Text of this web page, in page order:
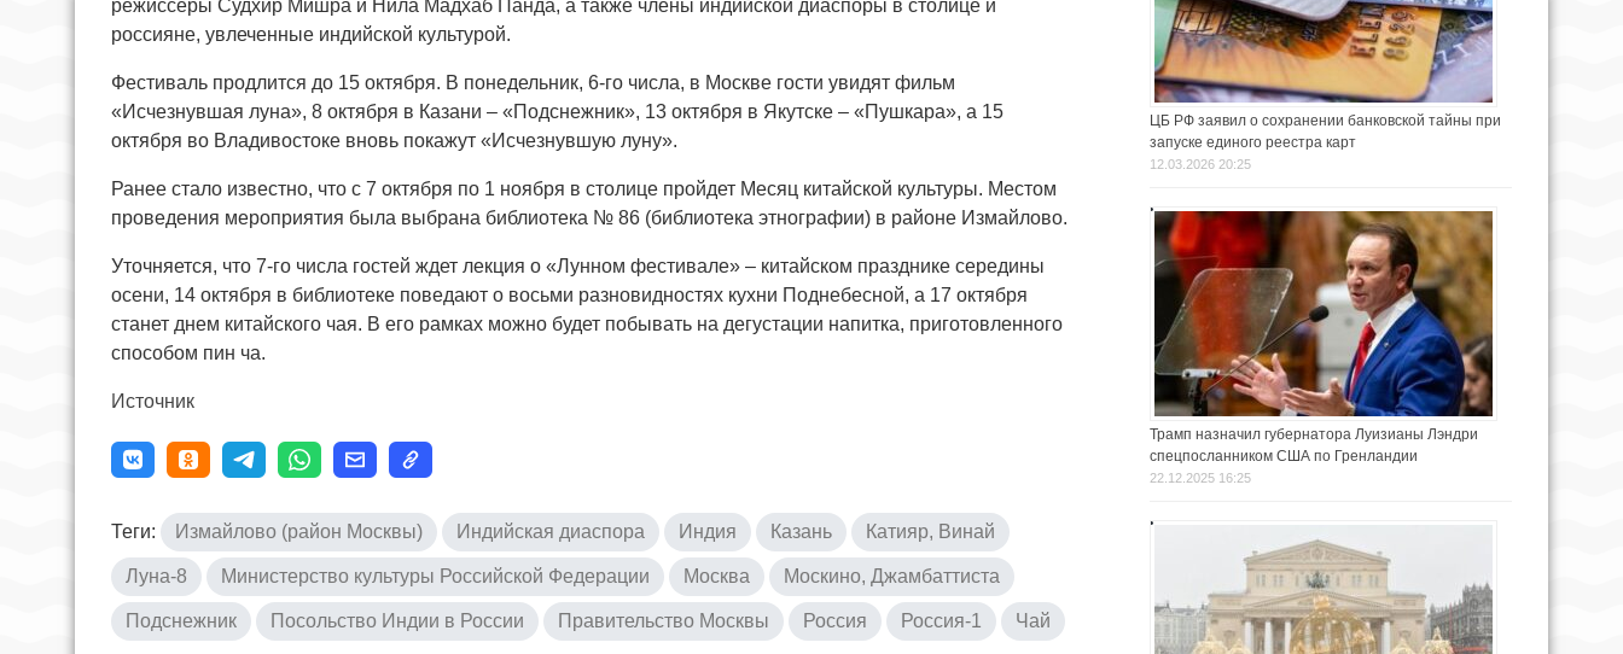
режиссеры Судхир Мишра и Нила Мадхаб Панда, а также члены индийской диаспоры в столице и
россияне, увлеченные индийской культурой.
Фестиваль продлится до 15 октября. В понедельник, 6-го числа, в Москве гости увидят фильм
«Исчезнувшая луна», 8 октября в Казани – «Подснежник», 13 октября в Якутске – «Пушкара», а 15
октября во Владивостоке вновь покажут «Исчезнувшую луну».
Ранее стало известно, что с 7 октября по 1 ноября в столице пройдет Месяц китайской культуры. Местом
проведения мероприятия была выбрана библиотека № 86 (библиотека этнографии) в районе Измайлово.
Уточняется, что 7-го числа гостей ждет лекция о «Лунном фестивале» – китайском празднике середины
осени, 14 октября в библиотеке поведают о восьми разновидностях кухни Поднебесной, а 17 октября
станет днем китайского чая. В его рамках можно будет побывать на дегустации напитка, приготовленного
способом пин ча.
Источник
Теги: Измайлово (район Москвы) Индийская диаспора Индия Казань Катияр, Винай
Луна-8 Министерство культуры Российской Федерации Москва Москино, Джамбаттиста
Подснежник Посольство Индии в России Правительство Москвы Россия Россия-1 Чай
ЦБ РФ заявил о сохранении банковской тайны при
запуске единого реестра карт
12.03.2026 20:25
Трамп назначил губернатора Луизианы Лэндри
спецпосланником США по Гренландии
22.12.2025 16:25